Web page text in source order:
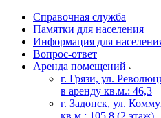
Справочная служба
Памятки для населения
Информация для
Вопрос-ответ
Аренда помещений
г. Грязи, ул.
в аренду кв.м.: 46,3
г. Задонск, ул.
кв.м.: 105,8 (2 этаж)